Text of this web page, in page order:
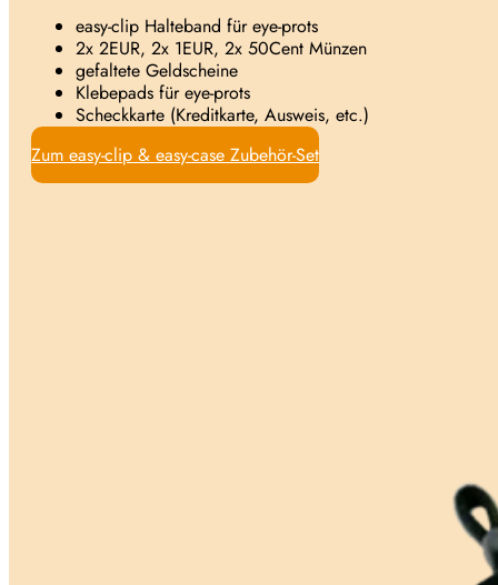
easy-clip Halteband für eye-prots
2x 2EUR, 2x 1EUR, 2x 50Cent Münzen
gefaltete Geldscheine
Klebepads für eye-prots
Scheckkarte (Kreditkarte, Ausweis, etc.)
Zum easy-clip & easy-case Zubehör-Set